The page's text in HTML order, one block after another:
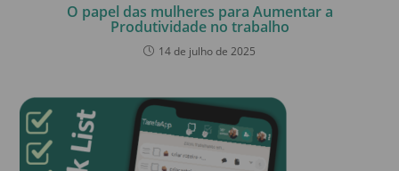
O papel das mulheres para Aumentar a
Produtividade no trabalho
14 de julho de 2025